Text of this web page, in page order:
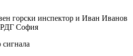
горски инспектор и Иван Иванов
РДГ София